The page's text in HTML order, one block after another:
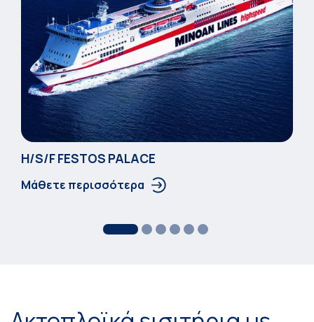
Η/S/F FESTOS PALACΕ
Μάθετε περισσότερα